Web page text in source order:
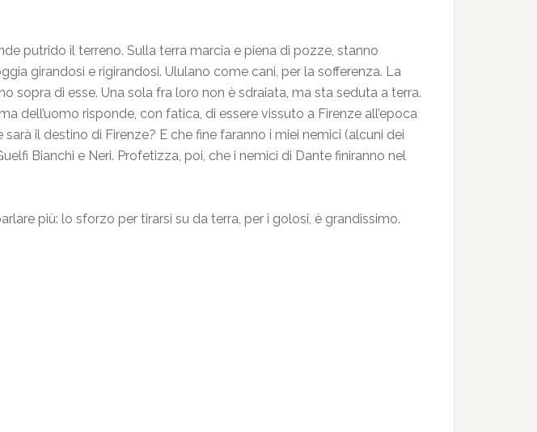
putrido il terreno. Sulla terra marcia e piena di pozze, stanno
girandosi e rigirandosi. Ululano come cani, per la sofferenza. La
sopra di esse. Una sola fra loro non è sdraiata, ma sta seduta a terra.
dell’uomo risponde, con fatica, di essere vissuto a Firenze all’epoca
il destino di Firenze? E che fine faranno i miei nemici (alcuni dei
Bianchi e Neri. Profetizza, poi, che i nemici di Dante finiranno nel
più: lo sforzo per tirarsi su da terra, per i golosi, è grandissimo.